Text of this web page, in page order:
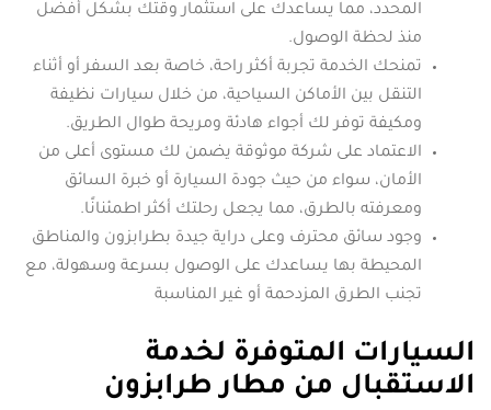
المحدد، مما يساعدك على استثمار وقتك بشكل أفضل
منذ لحظة الوصول.
تمنحك الخدمة تجربة أكثر راحة، خاصة بعد السفر أو أثناء
التنقل بين الأماكن السياحية، من خلال سيارات نظيفة
ومكيفة توفر لك أجواء هادئة ومريحة طوال الطريق.
الاعتماد على شركة موثوقة يضمن لك مستوى أعلى من
الأمان، سواء من حيث جودة السيارة أو خبرة السائق
ومعرفته بالطرق، مما يجعل رحلتك أكثر اطمئنانًا.
وجود سائق محترف وعلى دراية جيدة بطرابزون والمناطق
المحيطة بها يساعدك على الوصول بسرعة وسهولة، مع
تجنب الطرق المزدحمة أو غير المناسبة
السيارات المتوفرة لخدمة
الاستقبال من مطار طرابزون